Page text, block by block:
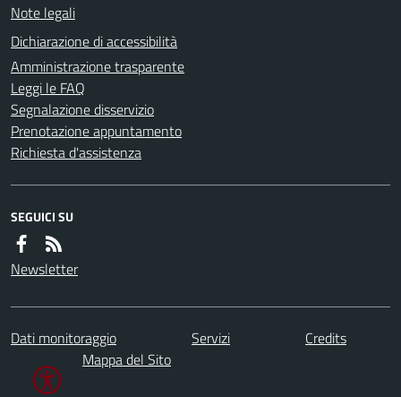
Note legali
Dichiarazione di accessibilità
Amministrazione trasparente
Leggi le FAQ
Segnalazione disservizio
Prenotazione appuntamento
Richiesta d'assistenza
SEGUICI SU
Newsletter
Dati monitoraggio Servizi
Credits
Mappa del Sito